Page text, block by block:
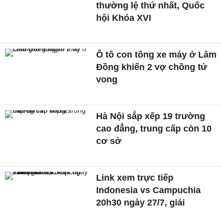
thường lệ thứ nhất, Quốc
hội Khóa XVI
Ô tô con tông xe máy ở Lâm
Đồng khiến 2 vợ chồng tử
vong
Hà Nội sắp xếp 19 trường
cao đẳng, trung cấp còn 10
cơ sở
Link xem trực tiếp
Indonesia vs Campuchia
20h30 ngày 27/7, giải